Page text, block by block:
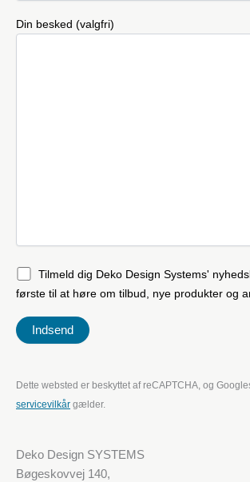
Din besked (valgfri)
Tilmeld dig Deko Design Systems'
første til at høre om tilbud, nye produkter og
Dette websted er beskyttet af reCAPTCHA, og
servicevilkår gælder.
Deko Design SYSTEMS
Bøgeskovvej 140,